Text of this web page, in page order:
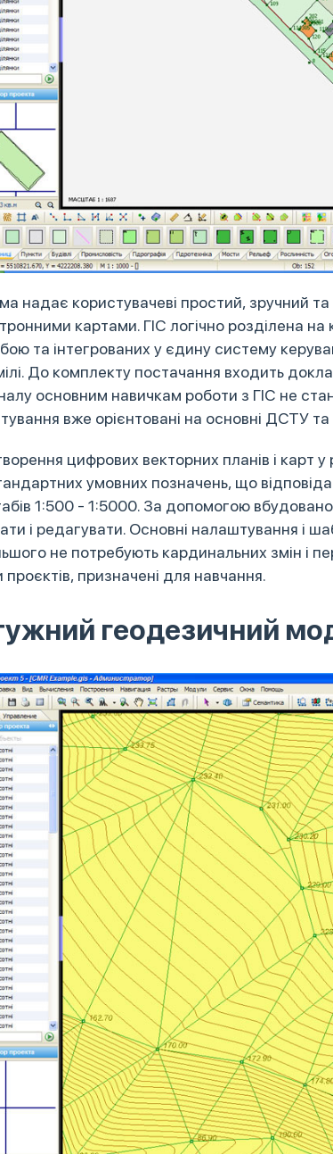
надає користувачеві простий, зручний та
картами. ГІС логічно розділена
та інтегрованих у єдину систему
До комплекту постачання входить
основним навичкам роботи з ГІС не
вже орієнтовані на основні ДСТУ
цифрових векторних планів і карт
умовних позначень, що
1:500 - 1:5000. За допомогою
і редагувати. Основні налаштування і
не потребують кардинальних змін і
проєктів, призначені для навчання.
геодезичний